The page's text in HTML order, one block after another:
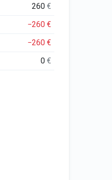
260€
−260€
−260€
0€